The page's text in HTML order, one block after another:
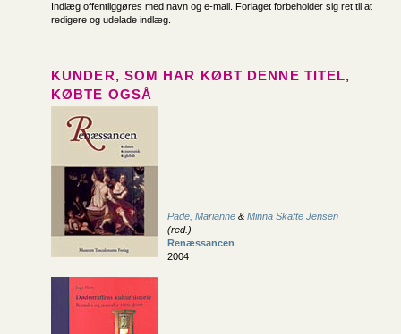
Indlæg offentliggøres med navn og e-mail. Forlaget forbeholder sig ret til at
redigere og udelade indlæg.
KUNDER, SOM HAR KØBT DENNE TITEL,
KØBTE OGSÅ
Pade, Marianne & Minna Skafte Jensen
(red.)
Renæssancen
2004